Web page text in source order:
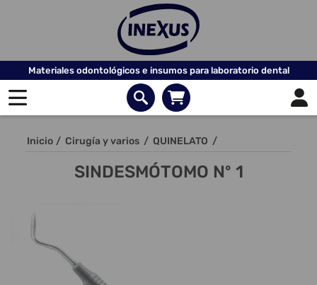
Materiales odontológicos e insumos para laboratorio dental
Inicio / Cirugía y varios / QUINELATO /
SINDESMÓTOMO Nº 1